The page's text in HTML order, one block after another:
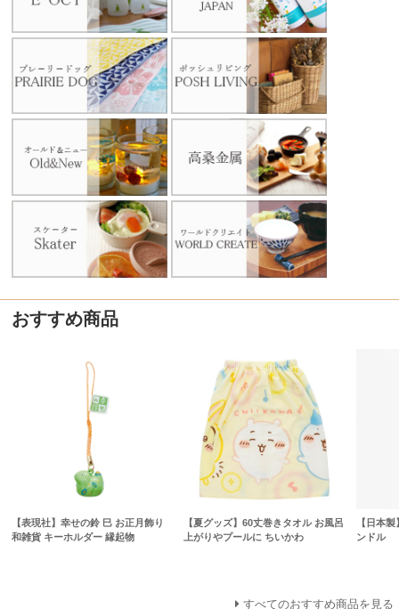
おすすめ商品
【表現社】幸せの鈴 巳 お正月飾り
和雑貨 キーホルダー 縁起物
【夏グッズ】60丈巻きタオル お風呂
上がりやプールに ちいかわ
【日本
ンドル
すべてのおすすめ商品を見る